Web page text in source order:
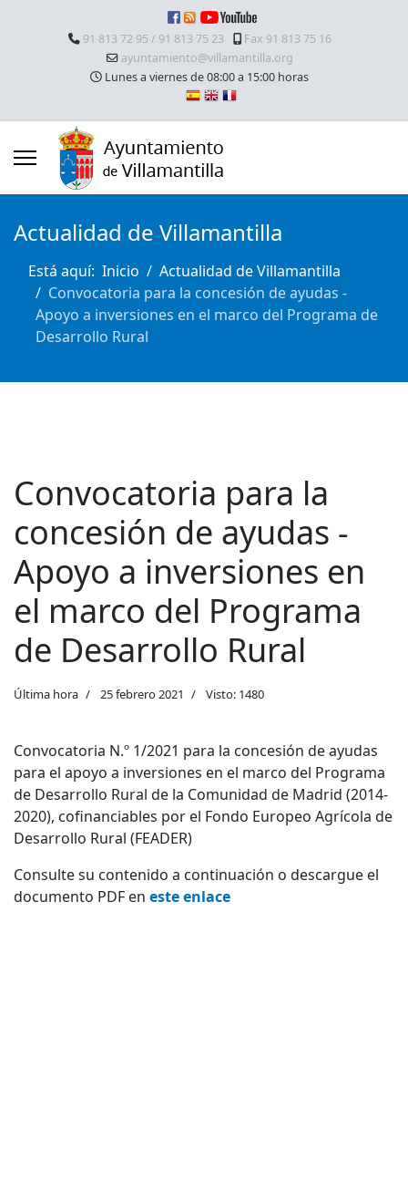
91 813 72 95 / 91 813 75 23
Fax 91 813 75 16
ayuntamiento@villamantilla.org
Lunes a viernes de 08:00 a 15:00 horas
Actualidad de Villamantilla
Está aquí: Inicio
Actualidad de Villamantilla
Convocatoria para la concesión de ayudas -
Apoyo a inversiones en el marco del Programa de
Desarrollo Rural
Convocatoria para la
concesión de ayudas -
Apoyo a inversiones en
el marco del Programa
de Desarrollo Rural
Última hora 25 febrero 2021 Visto: 1480
Convocatoria N.º 1/2021 para la concesión de ayudas
para el apoyo a inversiones en el marco del Programa
de Desarrollo Rural de la Comunidad de Madrid (2014-
2020), cofinanciables por el Fondo Europeo Agrícola de
Desarrollo Rural (FEADER)
Consulte su contenido a continuación o descargue el
documento PDF en este enlace